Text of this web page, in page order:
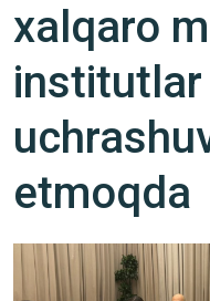
xalqaro
institutlar
etmoqda